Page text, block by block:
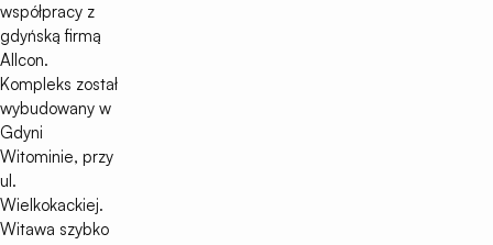
współpracy z
gdyńską firmą
Allcon.
Kompleks został
wybudowany w
Gdyni
Witominie, przy
ul.
Wielkokackiej.
Witawa szybko